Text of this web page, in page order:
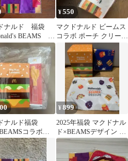
ナルド 福袋
BEAMS
クリーナークロ
¥550
マクドナルド ビームス
コラボ ポーチ クリーナ
ークロスセット
ナルド福袋
コラボ
¥899
2025年福袋 マクドナル
ド×BEAMSデザイン 3
点セット